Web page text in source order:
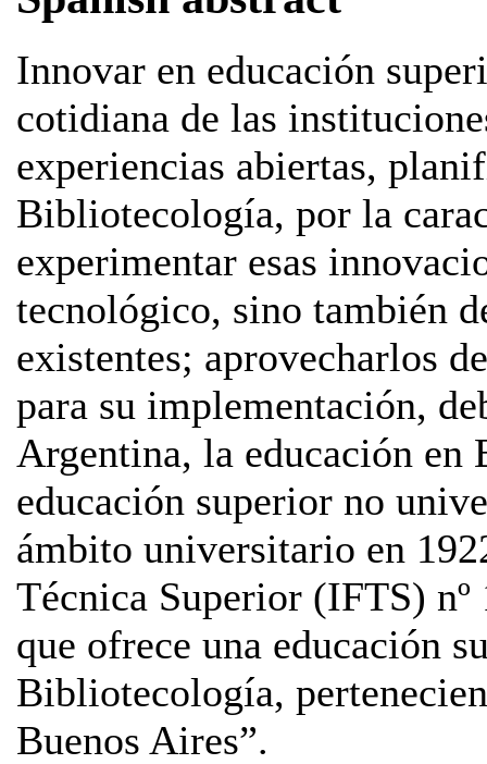
Innovar en educación
cotidiana de las
experiencias abiertas,
Bibliotecología, por la
experimentar esas
tecnológico, sino también
existentes; aprovecharlos
para su implementación,
Argentina, la educación
educación superior no
ámbito universitario en
Técnica Superior (IFTS)
que ofrece una educación
Bibliotecología,
Buenos Aires”.